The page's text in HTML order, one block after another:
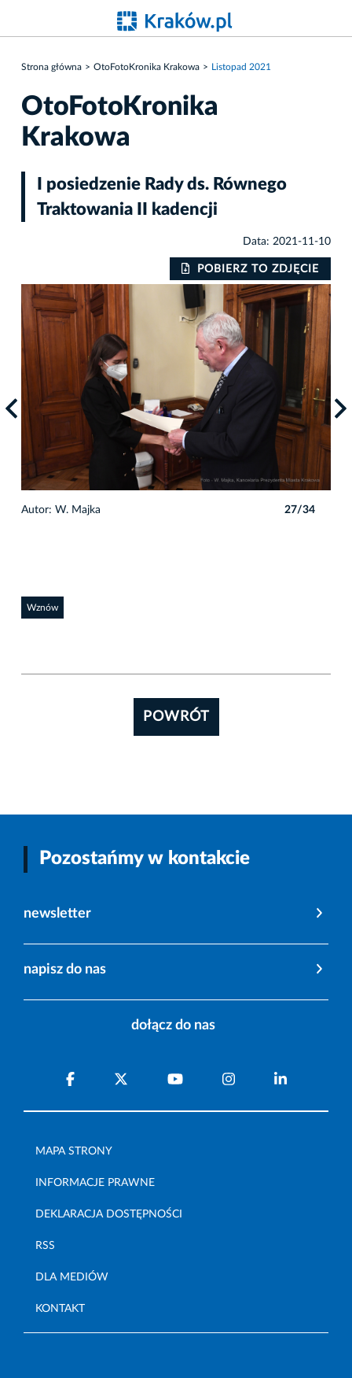
Strona główna OtoFotoKronika Krakowa Listopad 2021
OtoFotoKronika
Krakowa
I posiedzenie Rady ds. Równego
Traktowania II kadencji
Data: 2021-11-10
POBIERZ TO ZDJĘCIE
Autor: W. Majka 27/34
Wznów
POWRÓT
Pozostańmy w kontakcie
newsletter
napisz do nas
dołącz do nas
MAPA STRONY
INFORMACJE PRAWNE
DEKLARACJA DOSTĘPNOŚCI
RSS
DLA MEDIÓW
KONTAKT